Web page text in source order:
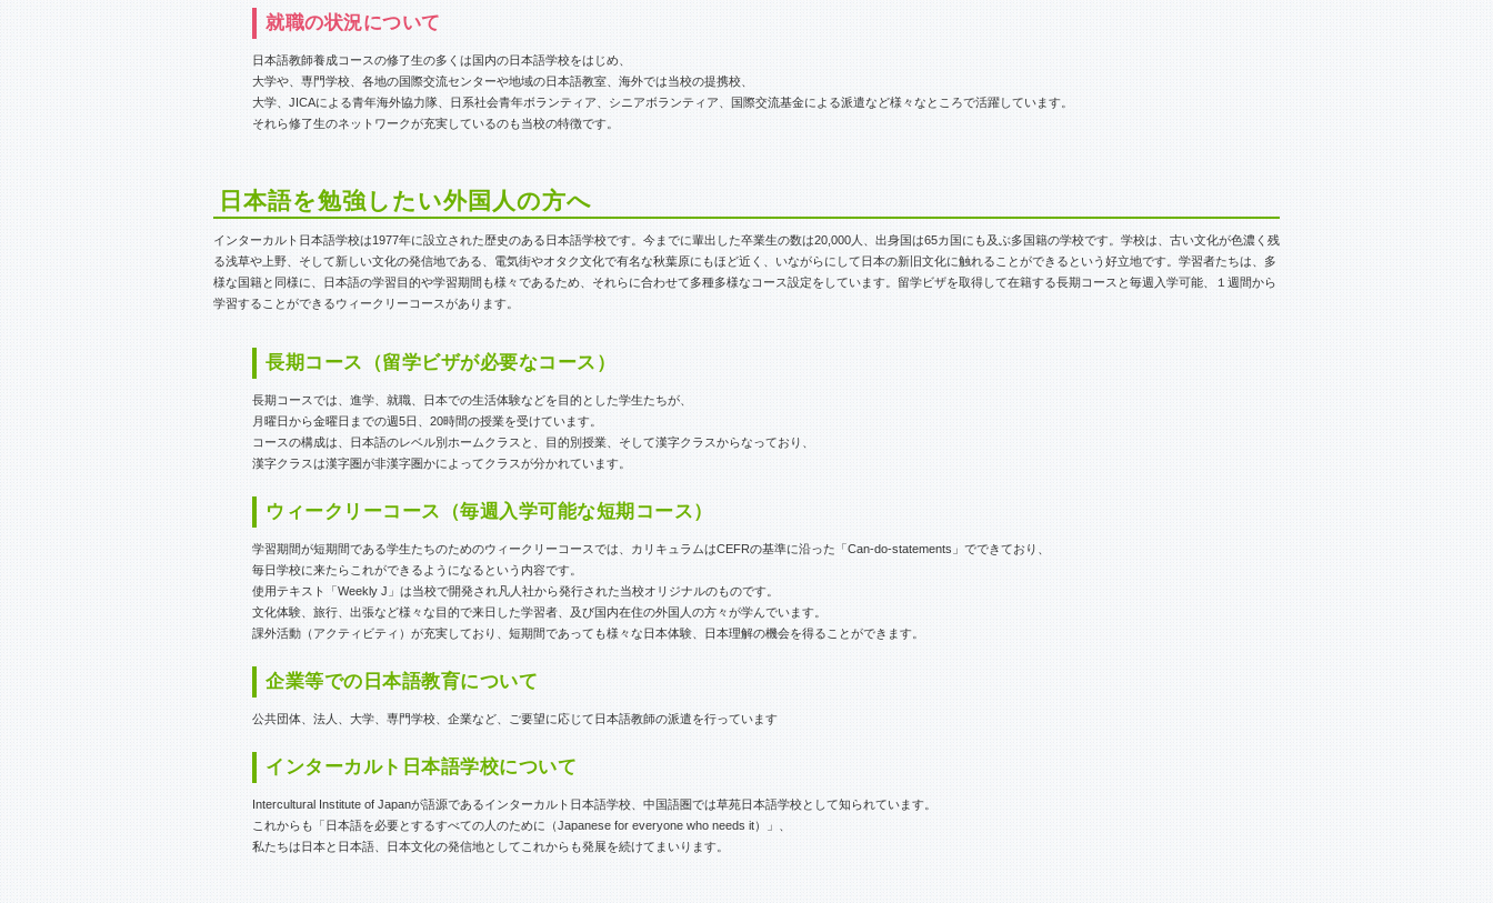
就職の状況について
日本語教師養成コースの修了生の多くは国内の日本語学校をはじめ、
大学や、専門学校、各地の国際交流センターや地域の日本語教室、海外では当校の提携校、
大学、JICAによる青年海外協力隊、日系社会青年ボランティア、シニアボランティア、国際交流基金による派遣など様々なところで活躍しています。
それら修了生のネットワークが充実しているのも当校の特徴です。
日本語を勉強したい外国人の方へ
インターカルト日本語学校は1977年に設立された歴史のある日本語学校です。今までに輩出した卒業生の数は20,000人、出身国は65カ国にも及ぶ多国籍の学校です。学校は、古い文化が色濃く残
る浅草や上野、そして新しい文化の発信地である、電気街やオタク文化で有名な秋葉原にもほど近く、いながらにして日本の新旧文化に触れることができるという好立地です。学習者たちは、多
様な国籍と同様に、日本語の学習目的や学習期間も様々であるため、それらに合わせて多種多様なコース設定をしています。留学ビザを取得して在籍する長期コースと毎週入学可能、１週間から
学習することができるウィークリーコースがあります。
長期コース（留学ビザが必要なコース）
長期コースでは、進学、就職、日本での生活体験などを目的とした学生たちが、
月曜日から金曜日までの週5日、20時間の授業を受けています。
コースの構成は、日本語のレベル別ホームクラスと、目的別授業、そして漢字クラスからなっており、
漢字クラスは漢字圏が非漢字圏かによってクラスが分かれています。
ウィークリーコース（毎週入学可能な短期コース）
学習期間が短期間である学生たちのためのウィークリーコースでは、カリキュラムはCEFRの基準に沿った「Can-do-statements」でできており、
毎日学校に来たらこれができるようになるという内容です。
使用テキスト「Weekly J」は当校で開発され凡人社から発行された当校オリジナルのものです。
文化体験、旅行、出張など様々な目的で来日した学習者、及び国内在住の外国人の方々が学んでいます。
課外活動（アクティビティ）が充実しており、短期間であっても様々な日本体験、日本理解の機会を得ることができます。
企業等での日本語教育について
公共団体、法人、大学、専門学校、企業など、ご要望に応じて日本語教師の派遣を行っています
インターカルト日本語学校について
Intercultural Institute of Japanが語源であるインターカルト日本語学校、中国語圏では草苑日本語学校として知られています。
これからも「日本語を必要とするすべての人のために（Japanese for everyone who needs it）」、
私たちは日本と日本語、日本文化の発信地としてこれからも発展を続けてまいります。